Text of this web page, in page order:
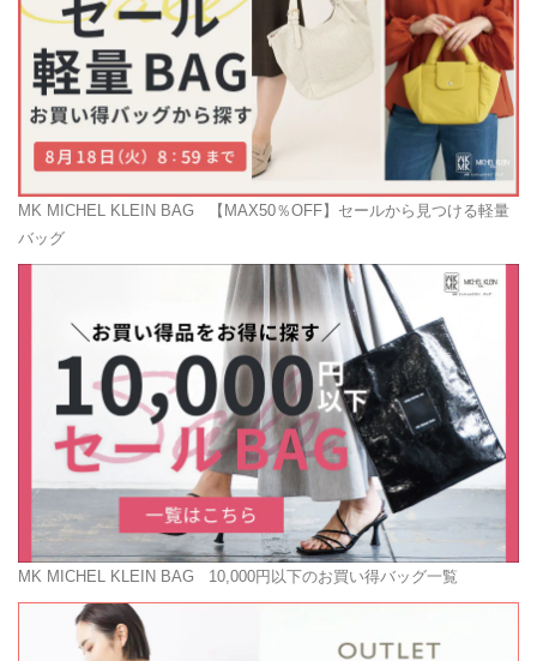
MK MICHEL KLEIN BAG 【MAX50％OFF】セールから見つける軽量
バッグ
MK MICHEL KLEIN BAG 10,000円以下のお買い得バッグ一覧